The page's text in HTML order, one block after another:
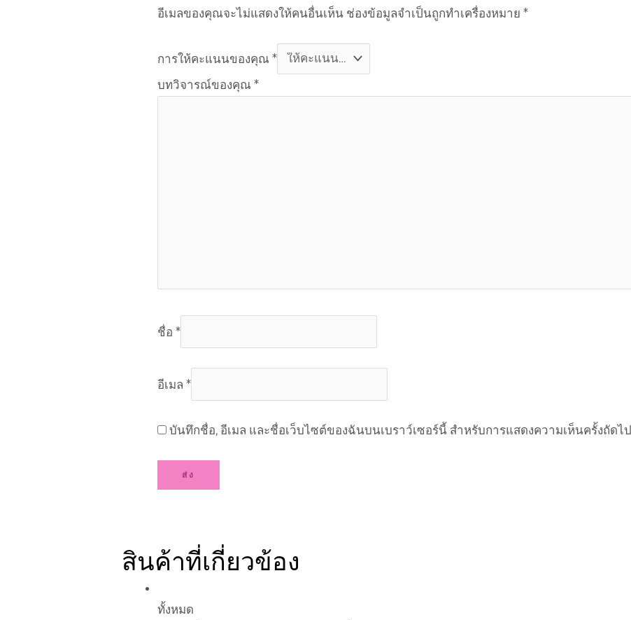
อีเมลของคุณจะไม่แสดงให้คนอื่นเห็น ช่องข้อมูลจำเป็นถูกทำเครื่องหมาย *
การให้คะแนนของคุณ *
บทวิจารณ์ของคุณ *
ชื่อ *
อีเมล *
บันทึกชื่อ, อีเมล และชื่อเว็บไซต์ของฉันบนเบราว์เซอร์นี้ สำหรับการแสดงความเห็นครั้งถัดไป
สินค้าที่เกี่ยวข้อง
ทั้งหมด